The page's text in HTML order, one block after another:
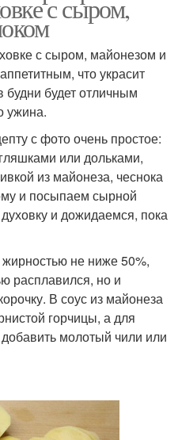
с сыром,
с сыром, майонезом и
что украсит
будет отличным
ужина.
с фото очень простое:
или дольками,
из майонеза, чеснока
и посыпаем сырной
и дожидаемся, пока
не ниже 50%,
расплавился, но и
В соус из майонеза
горчицы, а для
молотый чили или